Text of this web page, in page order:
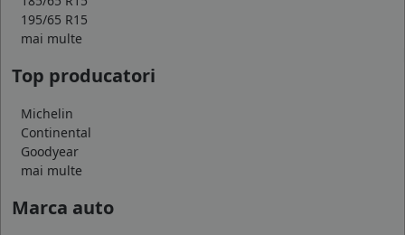
195/65 R15
mai multe
Top producatori
Michelin
Continental
Goodyear
mai multe
Marca auto